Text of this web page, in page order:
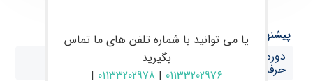
پیشنهاد ها:
دوره حضوری فارکس در بابل آموزش صفر تا صد ترید
حرفه‌ای با پشتیبانی VIP در نکا
یا می توانید با شماره تلفن های ما تماس
بگیرید
01133202976
|
01133202978
|